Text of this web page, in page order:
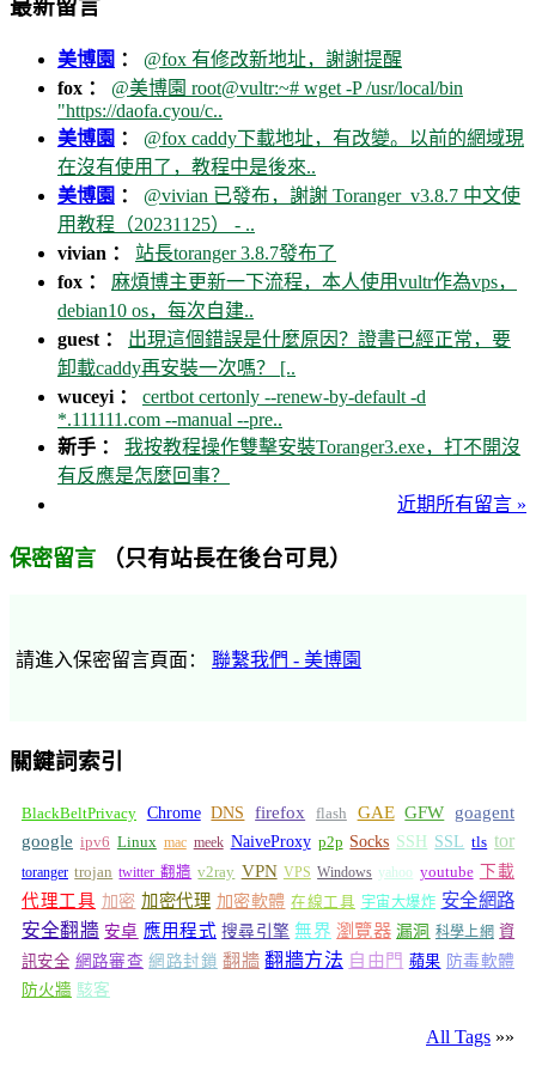
最新留言
美博園 ： @fox 有修改新地址，謝謝提醒
fox ： @美博園 root@vultr:~# wget -P /usr/local/bin
"https://daofa.cyou/c..
美博園 ： @fox caddy下載地址，有改變。以前的網域現
在沒有使用了，教程中是後來..
美博園 ： @vivian 已發布，謝謝 Toranger_v3.8.7 中文使
用教程（20231125） - ..
vivian ： 站長toranger 3.8.7發布了
fox ： 麻煩博主更新一下流程，本人使用vultr作為vps，
debian10 os，每次自建..
guest ： 出現這個錯誤是什麼原因？證書已經正常，要
卸載caddy再安裝一次嗎？ [..
wuceyi ： certbot certonly --renew-by-default -d
*.111111.com --manual --pre..
新手 ： 我按教程操作雙擊安裝Toranger3.exe，打不開沒
有反應是怎麼回事？
近期所有留言 »
保密留言 （只有站長在後台可見）
請進入保密留言頁面： 聯繫我們 - 美博園
關鍵詞索引
BlackBeltPrivacy Chrome DNS firefox flash GAE GFW
goagent
google ipv6 Linux mac meek NaiveProxy p2p Socks SSH SSL tls tor
toranger trojan twitter 翻牆 v2ray VPN VPS Windows yahoo youtube 下載
代理工具 加密 加密代理 加密軟體 在線工具 宇宙大爆炸 安全網路
安全翻牆 安卓 應用程式 搜尋引擎 無界 瀏覽器 漏洞 科學上網 資
訊安全 網路審查 網路封鎖 翻牆 翻牆方法 自由門 蘋果 防毒軟體
防火牆 駭客
All Tags »»